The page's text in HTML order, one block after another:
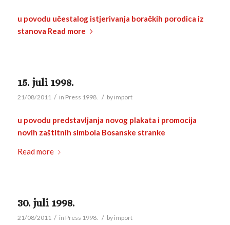
u povodu učestalog istjerivanja boračkih porodica iz
stanova Read more
15. juli 1998.
21/08/2011 / in Press 1998. / by import
u povodu predstavljanja novog plakata i promocija
novih zaštitnih simbola Bosanske stranke
Read more
30. juli 1998.
21/08/2011 / in Press 1998. / by import